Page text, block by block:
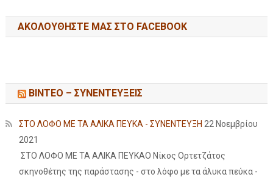
ΑΚΟΛΟΥΘΉΣΤΕ ΜΑΣ ΣΤΟ FACEBOOK
ΒΙΝΤΕΟ – ΣΥΝΕΝΤΕΥΞΕΙΣ
ΣΤΟ ΛΟΦΟ ΜΕ ΤΑ ΑΛΙΚΑ ΠΕΥΚΑ - ΣΥΝΕΝΤΕΥΞΗ 22 Νοεμβρίου
2021
ΣΤΟ ΛΟΦΟ ΜΕ ΤΑ ΑΛΙΚΑ ΠΕΥΚΑΟ Νίκος Ορτετζάτος
σκηνοθέτης της παράστασης - στο λόφο με τα άλυκα πεύκα -